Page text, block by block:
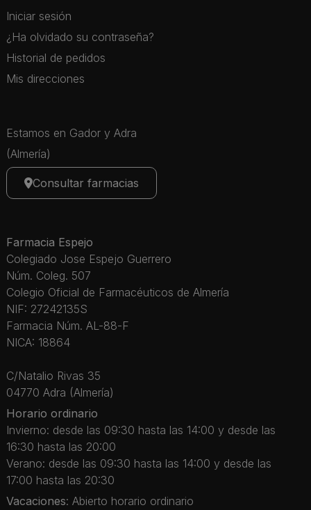
Iniciar sesión
¿Ha olvidado su contraseña?
Historial de pedidos
Mis direcciones
Estamos en Gador y Adra
(Almería)
Consultar farmacias
Farmacia Espejo
Colegiado Jose Espejo Guerrero
Núm. Coleg. 507
Colegio Oficial de Farmacéuticos de Almería
NIF: 27242135S
Farmacia Núm. AL-88-F
NICA: 18864
C/Natalio Rivas 35
04770 Adra (Almería)
Horario ordinario
Invierno: desde las 09:30 hasta las 14:00 y desde las
16:30 hasta las 20:00
Verano: desde las 09:30 hasta las 14:00 y desde las
17:00 hasta las 20:30
Vacaciones: Abierto horario ordinario